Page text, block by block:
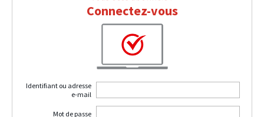
Connectez-vous
Identifiant ou adresse
e-mail
Mot de passe